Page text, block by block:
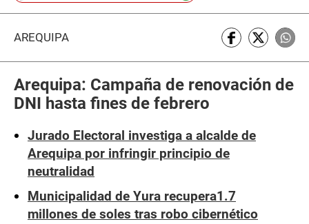
AREQUIPA
Arequipa: Campaña de renovación de
DNI hasta fines de febrero
Jurado Electoral investiga a alcalde de
Arequipa por infringir principio de
neutralidad
Municipalidad de Yura recupera1.7
millones de soles tras robo cibernético